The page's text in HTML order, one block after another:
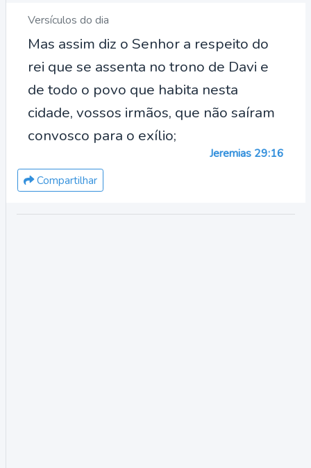
Versículos do dia
Mas assim diz o Senhor a respeito do
rei que se assenta no trono de Davi e
de todo o povo que habita nesta
cidade, vossos irmãos, que não saíram
convosco para o exílio;
Jeremias 29:16
Compartilhar